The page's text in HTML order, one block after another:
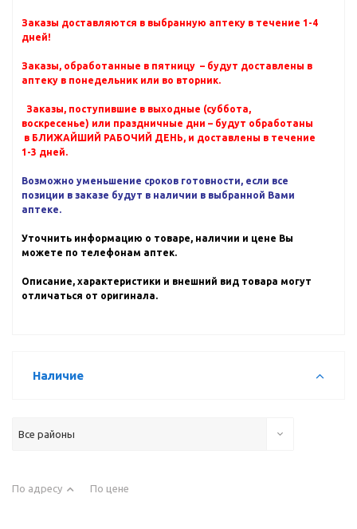
Заказы доставляются в выбранную аптеку в течение 1-4
дней!
Заказы, обработанные в пятницу – будут доставлены в
аптеку в понедельник или во вторник.
Заказы, поступившие в выходные (суббота,
воскресенье) или праздничные дни – будут обработаны
в БЛИЖАЙШИЙ РАБОЧИЙ ДЕНЬ, и доставлены в течение
1-3 дней.
Возможно уменьшение сроков готовности, если все
позиции в заказе будут в наличии в выбранной Вами
аптеке.
Уточнить информацию о товаре, наличии и цене Вы
можете по телефонам аптек.
Описание, характеристики и внешний вид товара могут
отличаться от оригинала.
Наличие
Все районы
По адресу По цене